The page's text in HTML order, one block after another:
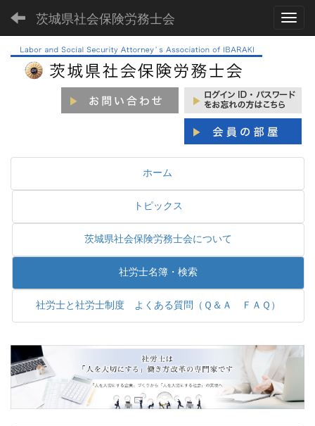
茨城県社会保険労務士会
ホーム
トピックス
茨城県社会保険労務士会について
社労士名簿・検索
社労士と社労士制度 よくある質問（Ｑ＆Ａ ＦＡＱ）